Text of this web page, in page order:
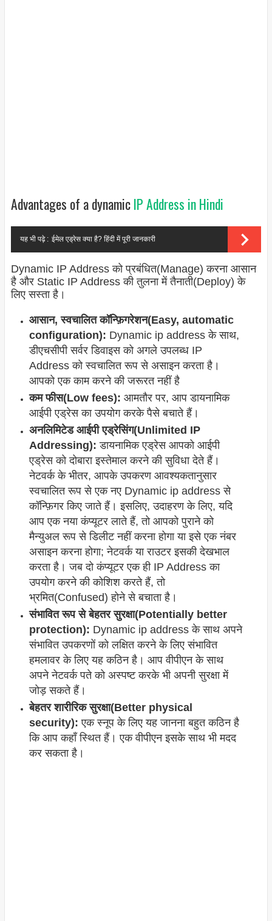
Advantages of a dynamicIP Address in Hindi
यह भी पढ़े : ईमेल एड्रेस क्या है? हिंदी में पूरी जानकारी
Dynamic IP Address को प्रबंधित(Manage) करना आसान
है और Static IP Address की तुलना में तैनाती(Deploy) के
लिए सस्ता है।
आसान, स्वचालित कॉन्फ़िगरेशन(Easy, automatic
configuration): Dynamic ip address के साथ,
डीएचसीपी सर्वर डिवाइस को अगले उपलब्ध IP
Address को स्वचालित रूप से असाइन करता है।
आपको एक काम करने की जरूरत नहीं है
कम फीस(Low fees): आमतौर पर, आप डायनामिक
आईपी एड्रेस का उपयोग करके पैसे बचाते हैं।
अनलिमिटेड आईपी एड्रेसिंग(Unlimited IP
Addressing): डायनामिक एड्रेस आपको आईपी
एड्रेस को दोबारा इस्तेमाल करने की सुविधा देते हैं।
नेटवर्क के भीतर, आपके उपकरण आवश्यकतानुसार
स्वचालित रूप से एक नए Dynamic ip address से
कॉन्फ़िगर किए जाते हैं। इसलिए, उदाहरण के लिए, यदि
आप एक नया कंप्यूटर लाते हैं, तो आपको पुराने को
मैन्युअल रूप से डिलीट नहीं करना होगा या इसे एक नंबर
असाइन करना होगा; नेटवर्क या राउटर इसकी देखभाल
करता है। जब दो कंप्यूटर एक ही IP Address का
उपयोग करने की कोशिश करते हैं, तो
भ्रमित(Confused) होने से बचाता है।
संभावित रूप से बेहतर सुरक्षा(Potentially better
protection): Dynamic ip address के साथ अपने
संभावित उपकरणों को लक्षित करने के लिए संभावित
हमलावर के लिए यह कठिन है। आप वीपीएन के साथ
अपने नेटवर्क पते को अस्पष्ट करके भी अपनी सुरक्षा में
जोड़ सकते हैं।
बेहतर शारीरिक सुरक्षा(Better physical
security): एक स्नूप के लिए यह जानना बहुत कठिन है
कि आप कहाँ स्थित हैं। एक वीपीएन इसके साथ भी मदद
कर सकता है।